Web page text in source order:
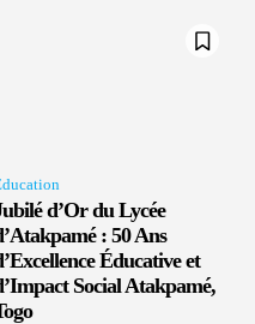
d’Or du Lycée
: 50 Ans
Éducative et
Social Atakpamé,